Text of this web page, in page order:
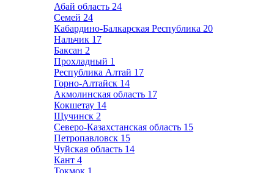
Абай область 24
Семей 24
Кабардино-Балкарская Республика 20
Нальчик 17
Баксан 2
Прохладный 1
Республика Алтай 17
Горно-Алтайск 14
Акмолинская область 17
Кокшетау 14
Щучинск 2
Северо-Казахстанская область 15
Петропавловск 15
Чуйская область 14
Кант 4
Токмок 1